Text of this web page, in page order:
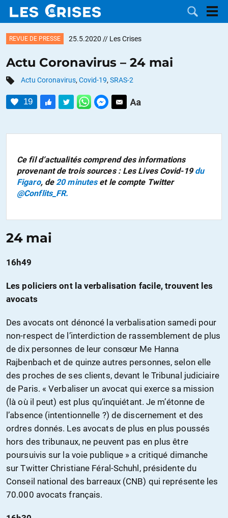
LES
NOUS
CONTACTER
FAIRE UN
REVUE DE PRESSE 25.5.2020 // Les Crises
Actu Coronavirus – 24 mai
Actu Coronavirus, Covid-19, SRAS-2
19
Ce fil d’actualités comprend des informations
provenant de trois sources : Les Lives Covid-19du
Figaro, de20 minuteset le compte Twitter
@Conflits_FR.
24 mai
16h49
Les policiers ont la verbalisation facile, trouvent les
avocats
Des avocats ont dénoncé la verbalisation samedi pour
non-respect de l’interdiction de rassemblement de plus
de dix personnes de leur consœur Me Hanna
Rajbenbach et de quinze autres personnes, selon elle
des proches de ses clients, devant le Tribunal judiciaire
de Paris. « Verbaliser un avocat qui exerce sa mission
(là où il peut) est plus qu’inquiétant. Je m’étonne de
l’absence (intentionnelle ?) de discernement et des
ordres donnés. Les avocats de plus en plus poussés
hors des tribunaux, ne peuvent pas en plus être
poursuivis sur la voie publique » a critiqué dimanche
sur Twitter Christiane Féral-Schuhl, présidente du
Conseil national des barreaux (CNB) qui représente les
70.000 avocats français.